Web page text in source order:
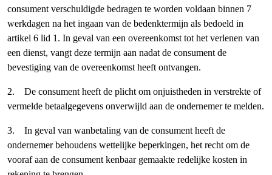
consument verschuldigde bedragen te worden voldaan binnen 7
werkdagen na het ingaan van de bedenktermijn als bedoeld in
artikel 6 lid 1. In geval van een overeenkomst tot het verlenen van
een dienst, vangt deze termijn aan nadat de consument de
bevestiging van de overeenkomst heeft ontvangen.
2. De consument heeft de plicht om onjuistheden in verstrekte of
vermelde betaalgegevens onverwijld aan de ondernemer te melden.
3. In geval van wanbetaling van de consument heeft de
ondernemer behoudens wettelijke beperkingen, het recht om de
vooraf aan de consument kenbaar gemaakte redelijke kosten in